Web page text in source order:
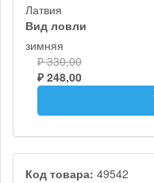
Латвия
Вид ловли
зимняя
₽ 330,00
₽ 248,00
Код товара: 49542